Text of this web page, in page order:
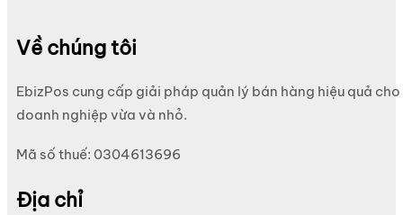
Về chúng tôi
EbizPos cung cấp giải pháp quản lý bán hàng hiệu quả cho
doanh nghiệp vừa và nhỏ.
Mã số thuế: 0304613696
Địa chỉ